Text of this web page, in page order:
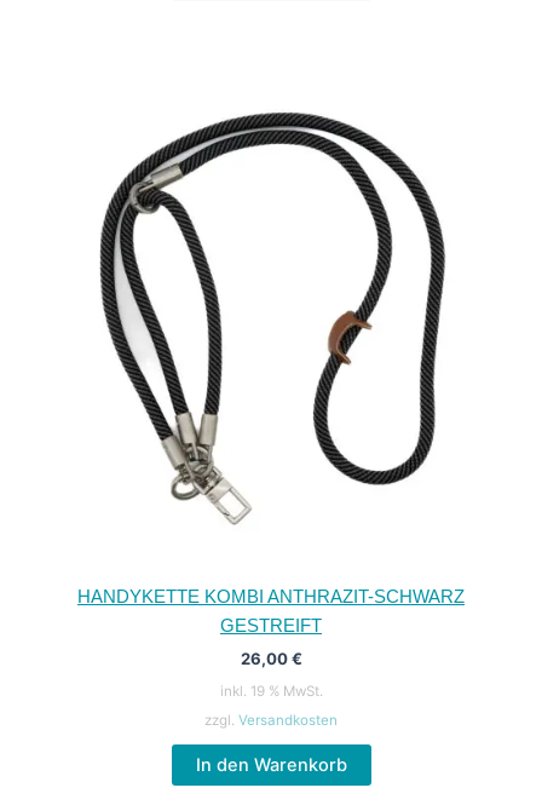
HANDYKETTE KOMBI ANTHRAZIT-SCHWARZ
GESTREIFT
26,00€
inkl. 19 % MwSt.
zzgl. Versandkosten
In den Warenkorb